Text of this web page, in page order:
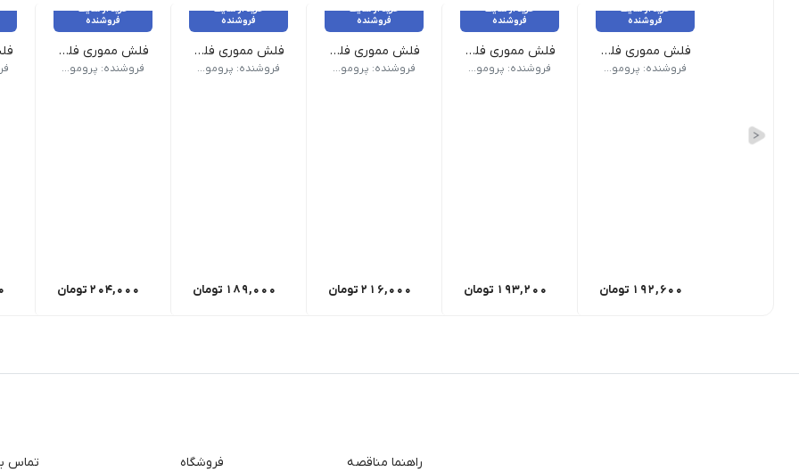
خرید از سایت
فروشنده
فلش مموری فلزی FM-D37 حافظه 8 تا 128 گیگا بایت | بدنه فلزی | چیپ حافظه | امکان حک لیزر بر روی بدنه | گارانتی شرکتی
فروشنده: پرومو گیفت
192,600 تومان
خرید از سایت
فروشنده
فلش مموری فلزی FM-D39 حافظه 8 تا 128 گیگا بایت | بدنه فلزی | چیپ حافظه | امکان حک لیزر بر روی بدنه | امکان اتصال جاکلیدی گارانتی شرکتی
فروشنده: پرومو گیفت
193,200 تومان
خرید از سایت
فروشنده
فلش مموری فلزی FM-D40 حافظه 8 تا 128 گیگا بایت | بدنه استیل | چیپ حافظه | امکان حک لیزر بر روی بدنه | گارانتی شرکتی
فروشنده: پرومو گیفت
216,000 تومان
خرید از سایت
فروشنده
فلش مموری فلزی FM-D42 حافظه 8 تا 128 گیگا بایت | بدنه فلزی | چیپ حافظه اورجینال | امکان حک لیزر بر روی بدنه | گارانتی شرکتی
فروشنده: پرومو گیفت
189,000 تومان
خرید از سایت
فروشنده
فلش مموری فلزی FM-D70 حافظه 8 تا 128 گیگا بایت | بدنه فلزی | دارای بند | امکان حک لیزر بر روی بدنه
فروشنده: پرومو گیفت
204,000 تومان
حافظه 8 و 16 گیگا بایت | بدنه
راهنما مناقصه فروشگاه تماس